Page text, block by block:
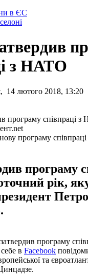
в ЄС
з НАТО
14 лютого 2018, 13:20
програму
програму
рік,
Петро
затвердив програму
в Facebook
та